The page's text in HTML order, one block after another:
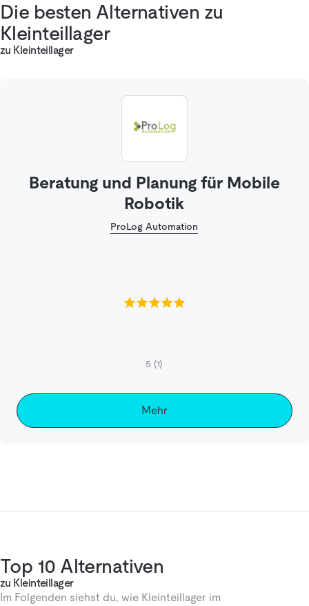
Die besten Alternativen zu
Kleinteillager
zu Kleinteillager
Beratung und Planung für Mobile
Robotik
ProLog Automation
5 (1)
Mehr
Top 10 Alternativen
zu Kleinteillager
Im Folgenden siehst du, wie Kleinteillager im